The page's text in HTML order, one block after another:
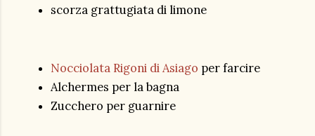
scorza grattugiata di limone
Nocciolata Rigoni di Asiago per farcire
Alchermes per la bagna
Zucchero per guarnire